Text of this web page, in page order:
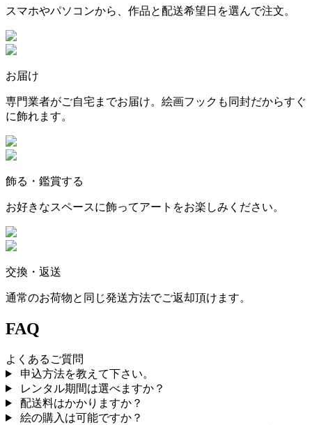
スマホやパソコンから、作品と配送希望日を選んで注文。
お届け
専門業者がご自宅までお届け。絵画フックも同封だからすぐ
に飾れます。
飾る・鑑賞する
お好きなスペースに飾ってアートをお楽しみください。
交換・返送
通常のお荷物と同じ発送方法でご返却頂けます。
FAQ
よくあるご質問
申込方法を教えて下さい。
レンタル期間は選べますか？
配送料はかかりますか？
絵の購入は可能ですか？